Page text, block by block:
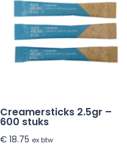
Creamersticks 2.5gr –
600 stuks
€ 18.75 ex btw